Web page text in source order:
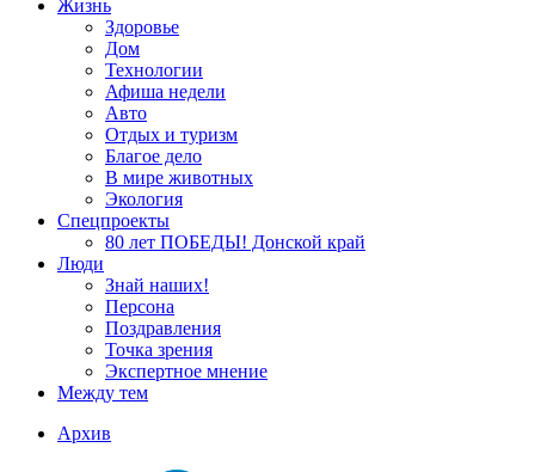
Жизнь
Здоровье
Дом
Технологии
Афиша недели
Авто
Отдых и туризм
Благое дело
В мире животных
Экология
Спецпроекты
80 лет ПОБЕДЫ! Донской край
Люди
Знай наших!
Персона
Поздравления
Точка зрения
Экспертное мнение
Между тем
Архив